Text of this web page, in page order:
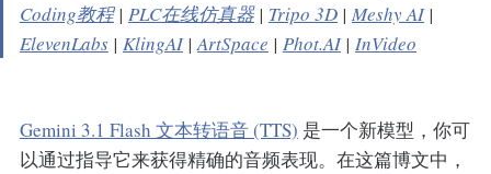
Coding教程| PLC在线仿真器| Tripo 3D| Meshy AI|
ElevenLabs| KlingAI|ArtSpace | Phot.AI| InVideo
Gemini 3.1 Flash 文本转语音 (TTS) 是一个新模型，你可
以通过指导它来获得精确的音频表现。在这篇博文中，